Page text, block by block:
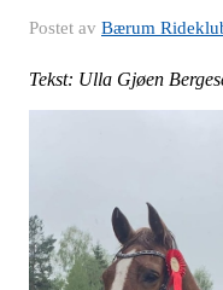
Postet av Bærum
Tekst: Ulla Gjøen